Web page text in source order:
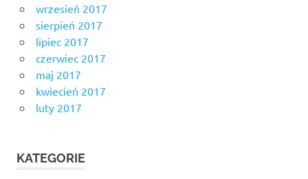
wrzesień 2017
sierpień 2017
lipiec 2017
czerwiec 2017
maj 2017
kwiecień 2017
luty 2017
KATEGORIE